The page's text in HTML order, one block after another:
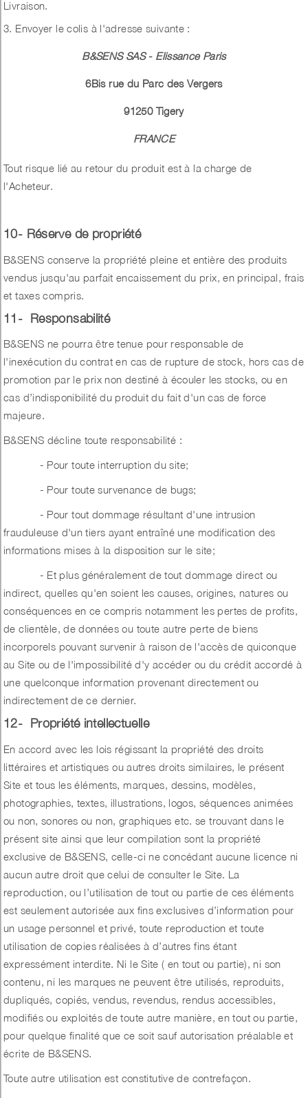
Livraison.
3. Envoyer le colis à l'adresse suivante :
B&SENS SAS - Elissance Paris
6Bis rue du Parc des Vergers
91250 Tigery
FRANCE
Tout risque lié au retour du produit est à la charge de
l'Acheteur.
10- Réserve de propriété
B&SENS conserve la propriété pleine et entière des produits
vendus jusqu'au parfait encaissement du prix, en principal, frais
et taxes compris.
11- Responsabilité
B&SENS ne pourra être tenue pour responsable de
l'inexécution du contrat en cas de rupture de stock, hors cas de
promotion par le prix non destiné à écouler les stocks, ou en
cas d’indisponibilité du produit du fait d'un cas de force
majeure.
B&SENS décline toute responsabilité :
- Pour toute interruption du site;
- Pour toute survenance de bugs;
- Pour tout dommage résultant d'une intrusion
frauduleuse d'un tiers ayant entraîné une modification des
informations mises à la disposition sur le site;
- Et plus généralement de tout dommage direct ou
indirect, quelles qu'en soient les causes, origines, natures ou
conséquences en ce compris notamment les pertes de profits,
de clientèle, de données ou toute autre perte de biens
incorporels pouvant survenir à raison de l'accès de quiconque
au Site ou de l'impossibilité d'y accéder ou du crédit accordé à
une quelconque information provenant directement ou
indirectement de ce dernier.
12- Propriété intellectuelle
En accord avec les lois régissant la propriété des droits
littéraires et artistiques ou autres droits similaires, le présent
Site et tous les éléments, marques, dessins, modèles,
photographies, textes, illustrations, logos, séquences animées
ou non, sonores ou non, graphiques etc. se trouvant dans le
présent site ainsi que leur compilation sont la propriété
exclusive de B&SENS, celle-ci ne concédant aucune licence ni
aucun autre droit que celui de consulter le Site. La
reproduction, ou l’utilisation de tout ou partie de ces éléments
est seulement autorisée aux fins exclusives d’information pour
un usage personnel et privé, toute reproduction et toute
utilisation de copies réalisées à d’autres fins étant
expressément interdite. Ni le Site ( en tout ou partie), ni son
contenu, ni les marques ne peuvent être utilisés, reproduits,
dupliqués, copiés, vendus, revendus, rendus accessibles,
modifiés ou exploités de toute autre manière, en tout ou partie,
pour quelque finalité que ce soit sauf autorisation préalable et
écrite de B&SENS.
Toute autre utilisation est constitutive de contrefaçon.